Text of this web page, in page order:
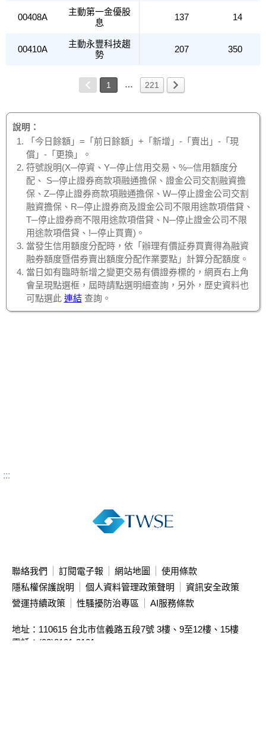
00408A
主動第一金優股
息
137 14
00410A
主動永豐科技趨
勢
207 350
1 … 221
說明：
「今日餘額」=「前日餘額」+「新增」-「賣出」-「現
償」-「更換」。
符號說明(X─停資、Y─停止信用交易、%─信用額度分
配、 S─停止證券商款項融通擔保、證金公司交割融資擔
保、Z─停止證券商款項融通擔保、W─停止證金公司交割
融資擔保、R─停止證券商及證金公司不限用途款項借貸、
T─停止證券商不限用途款項借貸、N─停止證金公司不限
用途款項借貸、!─停止買賣)。
當發生信用額度分配時，依「辦理有價証券買賣得為融資
融券額度暨借券賣出額度分配作業要點」計算分配額度。
當日如有臨時新增之變更交易有價證券標的，網頁右上角
會呈現點選框，屆時請點選明細查詢，另外，歷史資料也
可點選此 連結查詢。
:::
聯絡我們 訂閱電子報 網站地圖
使用條款
隱私權保護說明
個人資料管理政策聲明
資訊安全政策
營運持續政策
性騷擾防治專區 AI服務條款
地址：110615 台北市信義路五段7號 3樓、9至12樓、15樓
電話：(02)8101-3101